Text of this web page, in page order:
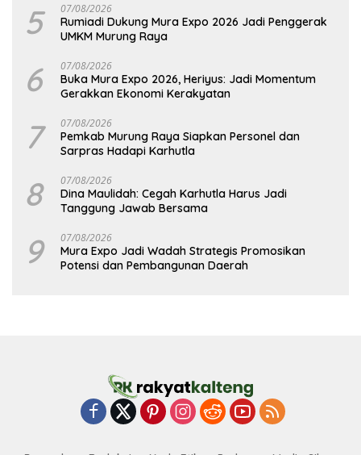
5 07/08/2026
Rumiadi Dukung Mura Expo 2026 Jadi Penggerak
UMKM Murung Raya
6 07/08/2026
Buka Mura Expo 2026, Heriyus: Jadi Momentum
Gerakkan Ekonomi Kerakyatan
7 07/08/2026
Pemkab Murung Raya Siapkan Personel dan
Sarpras Hadapi Karhutla
8 07/08/2026
Dina Maulidah: Cegah Karhutla Harus Jadi
Tanggung Jawab Bersama
9 07/08/2026
Mura Expo Jadi Wadah Strategis Promosikan
Potensi dan Pembangunan Daerah